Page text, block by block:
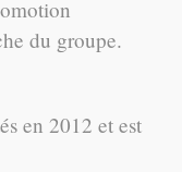
du groupe.
en 2012 et est